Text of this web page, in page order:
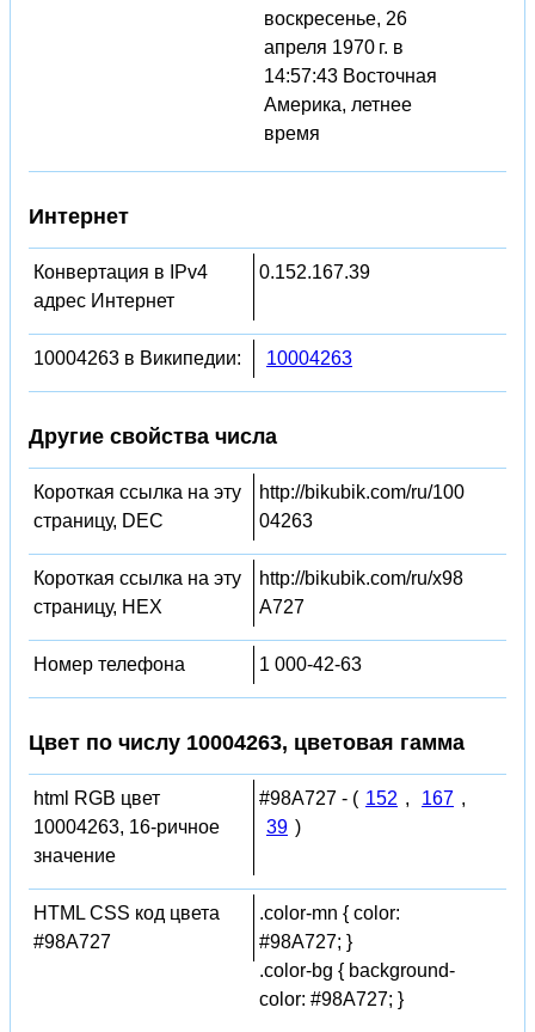
воскресенье, 26
апреля 1970 г. в
14:57:43 Восточная
Америка, летнее
время
Интернет
Конвертация в IPv4
адрес Интернет
0.152.167.39
10004263 в Википедии: 10004263
Другие свойства числа
Короткая ссылка на эту
страницу, DEC
http://bikubik.com/ru/100
04263
Короткая ссылка на эту
страницу, HEX
http://bikubik.com/ru/x98
A727
Номер телефона 1 000-42-63
Цвет по числу 10004263, цветовая гамма
html RGB цвет
10004263, 16-ричное
значение
#98A727 - ( 152 , 167 ,
39 )
HTML CSS код цвета
#98A727
.color-mn { color:
#98A727; }
.color-bg { background-
color: #98A727; }